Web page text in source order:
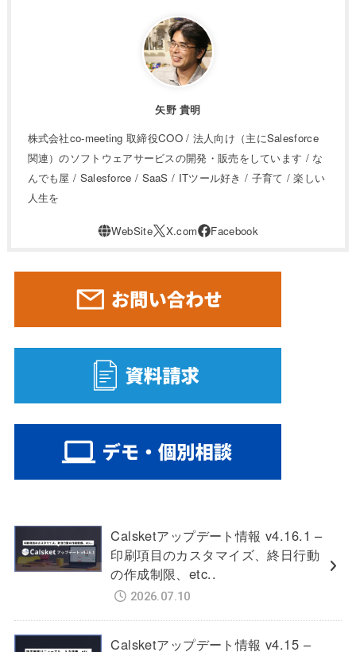
矢野 貴明
株式会社co-meeting 取締役COO / 法人向け（主にSalesforce
関連）のソフトウェアサービスの開発・販売をしています / な
んでも屋 / Salesforce / SaaS / ITツール好き / 子育て / 楽しい
人生を
Calsketアップデート情報 v4.16.1 –
印刷項目のカスタマイズ、終日行動
の作成制限、etc..
2026.07.10
Calsketアップデート情報 v4.15 –